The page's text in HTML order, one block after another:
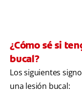
¿Cómo sé si
bucal?
Los siguientes
una lesión bucal: